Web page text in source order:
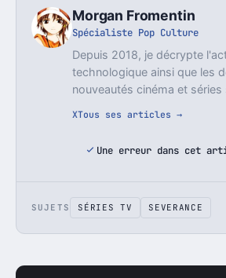
Morgan Fromentin
Spécialiste Pop Culture
Depuis 2018, je décrypte
technologique ainsi que les
nouveautés cinéma et séries
XTous ses articles →
Une erreur dans cet
SUJETS SÉRIES TV SEVERANCE